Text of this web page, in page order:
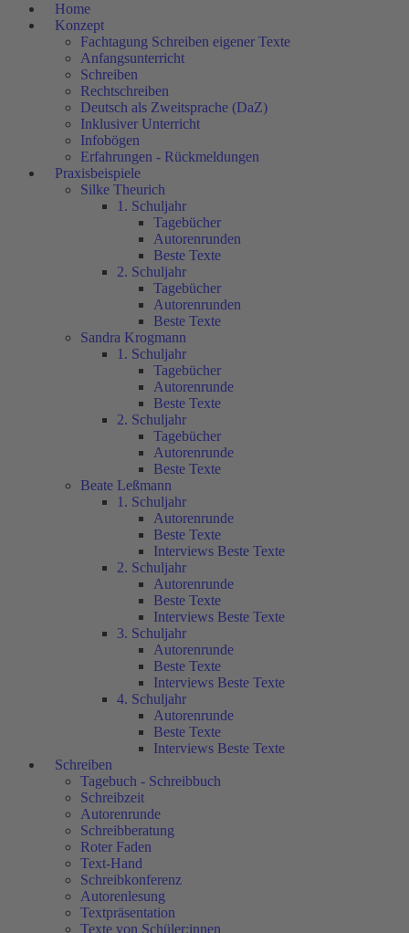
Home
Konzept
Fachtagung Schreiben eigener Texte
Anfangsunterricht
Schreiben
Rechtschreiben
Deutsch als Zweitsprache (DaZ)
Inklusiver Unterricht
Infobögen
Erfahrungen - Rückmeldungen
Praxisbeispiele
Silke Theurich
1. Schuljahr
Tagebücher
Autorenrunden
Beste Texte
2. Schuljahr
Tagebücher
Autorenrunden
Beste Texte
Sandra Krogmann
1. Schuljahr
Tagebücher
Autorenrunde
Beste Texte
2. Schuljahr
Tagebücher
Autorenrunde
Beste Texte
Beate Leßmann
1. Schuljahr
Autorenrunde
Beste Texte
Interviews Beste Texte
2. Schuljahr
Autorenrunde
Beste Texte
Interviews Beste Texte
3. Schuljahr
Autorenrunde
Beste Texte
Interviews Beste Texte
4. Schuljahr
Autorenrunde
Beste Texte
Interviews Beste Texte
Schreiben
Tagebuch - Schreibbuch
Schreibzeit
Autorenrunde
Schreibberatung
Roter Faden
Text-Hand
Schreibkonferenz
Autorenlesung
Textpräsentation
Texte von Schüler:innen